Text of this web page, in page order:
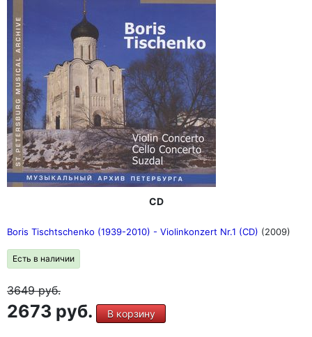
CD
Boris Tischtschenko (1939-2010) - Violinkonzert Nr.1 (CD) (2009)
Есть в наличии
3649руб.
2673 руб. В корзину